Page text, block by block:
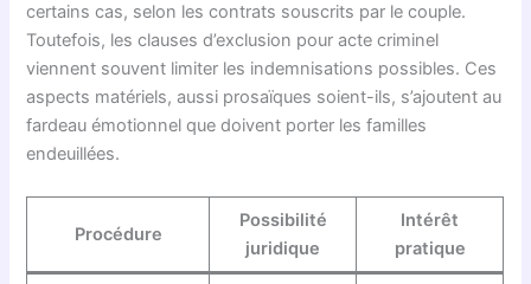
certains cas, selon les contrats souscrits par le couple.
Toutefois, les clauses d’exclusion pour acte criminel
viennent souvent limiter les indemnisations possibles. Ces
aspects matériels, aussi prosaïques soient-ils, s’ajoutent au
fardeau émotionnel que doivent porter les familles
endeuillées.
Procédure
Possibilité
juridique
Intérêt
pratique